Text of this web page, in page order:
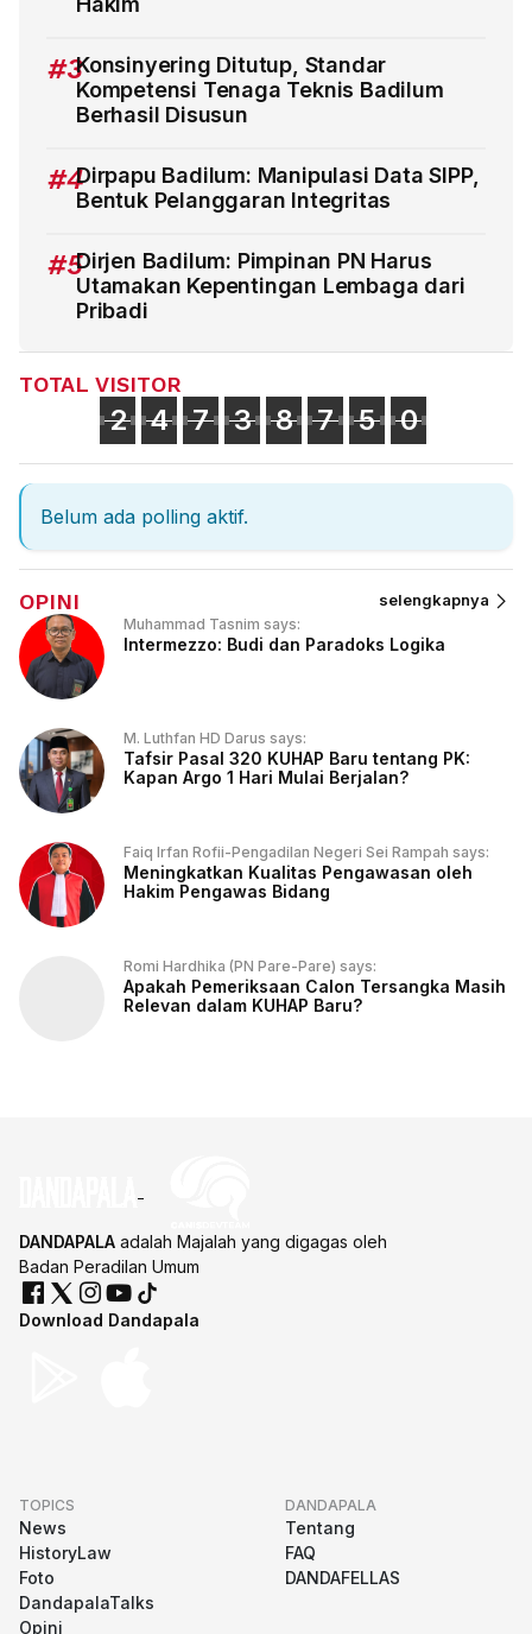
#3Konsinyering Ditutup, Standar
Kompetensi Tenaga Teknis Badilum
Berhasil Disusun
#4Dirpapu Badilum: Manipulasi Data SIPP,
Bentuk Pelanggaran Integritas
#5Dirjen Badilum: Pimpinan PN Harus
Utamakan Kepentingan Lembaga dari
Pribadi
TOTAL VISITOR
2 4 7 3 8 7 5 0
Belum ada polling aktif.
OPINI selengkapnya
Muhammad Tasnim says:
Intermezzo: Budi dan Paradoks Logika
M. Luthfan HD Darus says:
Tafsir Pasal 320 KUHAP Baru tentang PK:
Kapan Argo 1 Hari Mulai Berjalan?
Faiq Irfan Rofii-Pengadilan Negeri Sei Rampah says:
Meningkatkan Kualitas Pengawasan oleh
Hakim Pengawas Bidang
Romi Hardhika (PN Pare-Pare) says:
Apakah Pemeriksaan Calon Tersangka Masih
Relevan dalam KUHAP Baru?
DANDAPALA adalah Majalah yang digagas oleh
Badan Peradilan Umum
Download Dandapala
TOPICS
News
HistoryLaw
Foto
DandapalaTalks
Opini
DANDAPALA
Tentang
FAQ
DANDAFELLAS